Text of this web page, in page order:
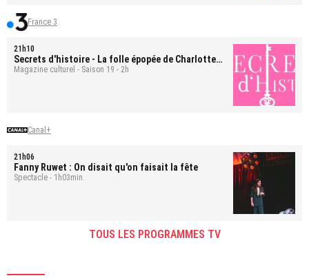
France 3
21h10
Secrets d'histoire - La folle épopée de Charlotte
d'Angleterre
Magazine culturel - Saison 19 - 2h
Canal+
21h06
Fanny Ruwet : On disait qu'on faisait la fête
Spectacle - 1h03min.
TOUS LES PROGRAMMES TV